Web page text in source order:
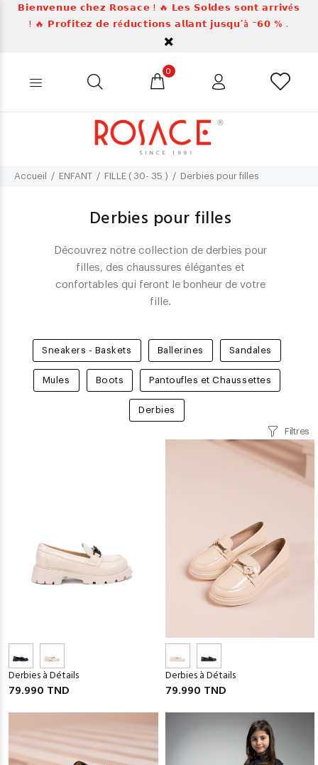
𝗕𝗶𝗲𝗻𝘃𝗲𝗻𝘂𝗲 𝗰𝗵𝗲𝘇 𝗥𝗼𝘀𝗮𝗰𝗲 ! 🔥 𝗟𝗲𝘀 𝗦𝗼𝗹𝗱𝗲𝘀 𝘀𝗼𝗻𝘁 𝗮𝗿𝗿𝗶𝘃é𝘀
! 🔥 𝗣𝗿𝗼𝗳𝗶𝘁𝗲𝘇 𝗱𝗲 𝗿é𝗱𝘂𝗰𝘁𝗶𝗼𝗻𝘀 𝗮𝗹𝗹𝗮𝗻𝘁 𝗷𝘂𝘀𝗾𝘂’à ⁻𝟲𝟬 % .
0
Accueil ENFANT FILLE ( 30- 35 ) Derbies pour filles
Derbies pour filles
Découvrez notre collection de derbies pour
filles, des chaussures élégantes et
confortables qui feront le bonheur de votre
fille.
Sneakers - Baskets Ballerines Sandales
Mules Boots Pantoufles et Chaussettes
Derbies
Filtres
Derbies à Détails
79.990 TND
Derbies à Détails
79.990 TND